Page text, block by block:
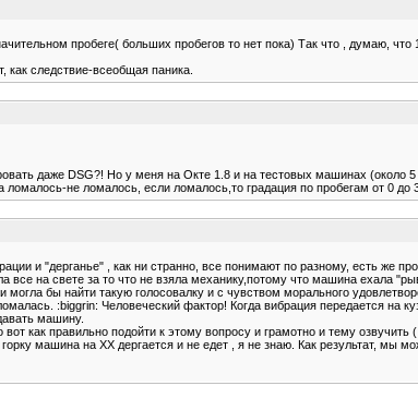
пробеге( больших пробегов то нет пока) Так что , думаю,
как следствие-всеобщая паника.
даже DSG?! Но у меня на Окте 1.8 и на тестовых машинах (около
не ломалось, если ломалось,то градация по пробегам от 0 до
и "дерганье" , как ни странно, все понимают по разному, есть же
на свете за то что не взяла механику,потому что машина ехала
бы найти такую голосовалку и с чувством морального
:biggrin: Человеческий фактор! Когда вибрация передается на
машину.
как правильно подойти к этому вопросу и грамотно и тему
машина на ХХ дергается и не едет , я не знаю. Как результат, мы